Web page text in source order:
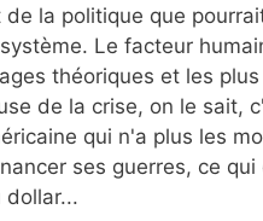
la politique que
Le facteur
théoriques et les
de la crise, on le sait,
qui n'a plus les
ses guerres, ce